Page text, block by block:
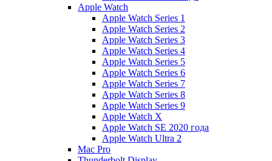
Apple Watch
Apple Watch Series 1
Apple Watch Series 2
Apple Watch Series 3
Apple Watch Series 4
Apple Watch Series 5
Apple Watch Series 6
Apple Watch Series 7
Apple Watch Series 8
Apple Watch Series 9
Apple Watch X
Apple Watch SE 2020 года
Apple Watch Ultra 2
Mac Pro